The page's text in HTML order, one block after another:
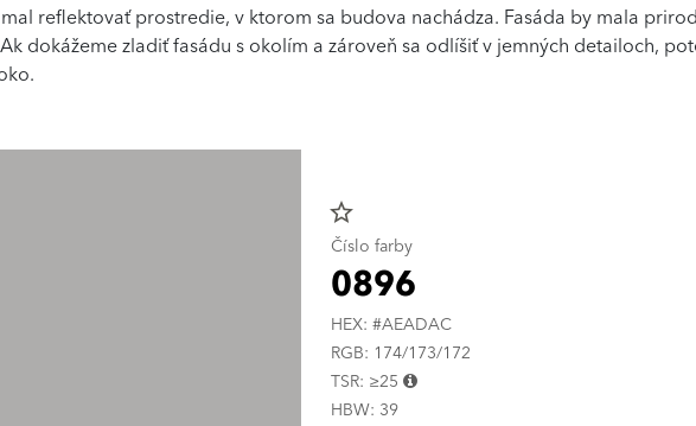
reflektovať prostredie, v ktorom sa budova nachádza. Fasáda by mala
dokážeme zladiť fasádu s okolím a zároveň sa odlíšiť v jemných detailoch,
star_border
Číslo farby
0896
HEX: #AEADAC
RGB: 174/173/172
TSR: ≥25
HBW: 39